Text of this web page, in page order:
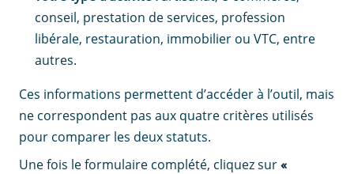
conseil, prestation de services, profession
libérale, restauration, immobilier ou VTC, entre
autres.
Ces informations permettent d’accéder à l’outil, mais
ne correspondent pas aux quatre critères utilisés
pour comparer les deux statuts.
Une fois le formulaire complété, cliquez sur«